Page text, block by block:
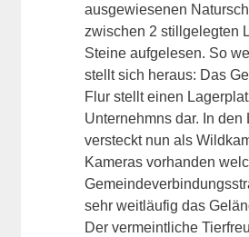
ausgewiesenen
zwischen 2 stillgelegten
Steine aufgelesen. So
stellt sich heraus: Das
Flur stellt einen
Unternehmns dar. In den
versteckt nun als
Kameras vorhanden
sehr weitläufig das
Der vermeintliche